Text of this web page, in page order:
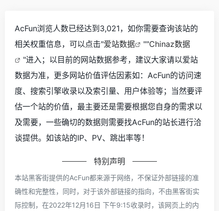
AcFun浏览人数已经达到3,021，如你需要查询该站的
相关权重信息，可以点击"爱站数据 ""Chinaz数据
"进入；以目前的网站数据参考，建议大家请以爱站
数据为准，更多网站价值评估因素如：AcFun的访问速
度、搜索引擎收录以及索引量、用户体验等；当然要评
估一个站的价值，最主要还是需要根据您自身的需求以
及需要，一些确切的数据则需要找AcFun的站长进行洽
谈提供。如该站的IP、PV、跳出率等！
特别声明
本站黑客街提供的AcFun都来源于网络，不保证外部链接的准
确性和完整性，同时，对于该外部链接的指向，不由黑客街实
际控制，在2022年12月16日 下午9:15收录时，该网页上的内